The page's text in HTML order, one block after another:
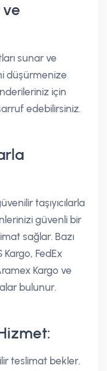
ve
sunar ve
düşürmenize
için
edebilirsiniz.
taşıyıcılarla
güvenli bir
sağlar. Bazı
Kargo, FedEx
Kargo ve
bulunur.
teslimat bekler.